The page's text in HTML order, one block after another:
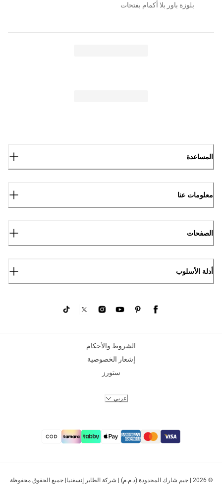
بلوزة باور بلا أكمام بفتحات
المساعدة
معلومات عنا
الصفحات
أدلة الأسلوب
© 2026 | جيم شارك المحدودة (ذ.م.م) | شركة الطاير إنسغنيا| جميع الحقوق محفوظة
الشروط والأحكام
إشعار الخصوصية
ستورز
عربي